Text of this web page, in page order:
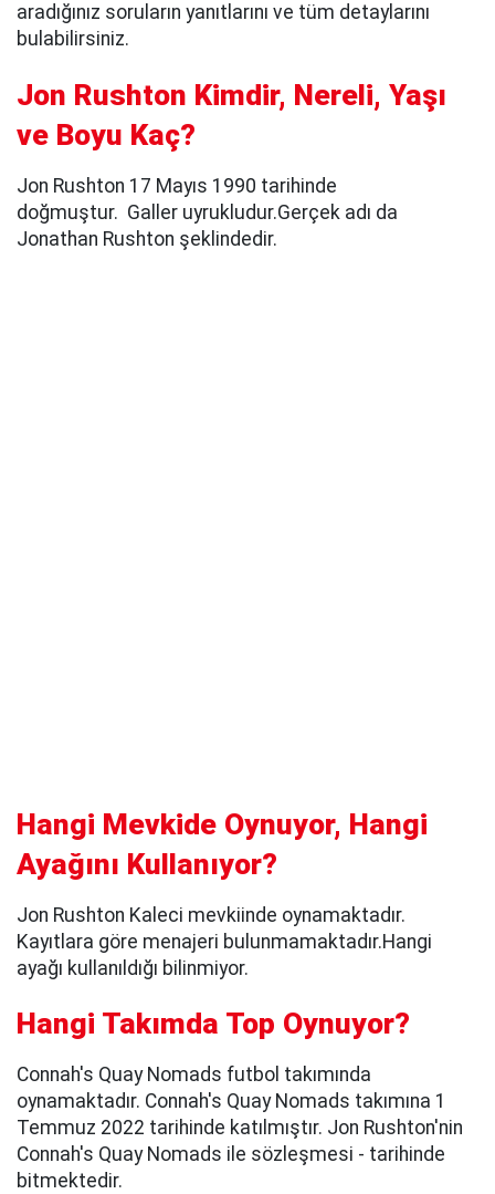
aradığınız soruların yanıtlarını ve tüm detaylarını
bulabilirsiniz.
Jon Rushton Kimdir, Nereli, Yaşı
ve Boyu Kaç?
Jon Rushton 17 Mayıs 1990 tarihinde
doğmuştur. Galler uyrukludur.Gerçek adı da
Jonathan Rushton şeklindedir.
Hangi Mevkide Oynuyor, Hangi
Ayağını Kullanıyor?
Jon Rushton Kaleci mevkiinde oynamaktadır.
Kayıtlara göre menajeri bulunmamaktadır.Hangi
ayağı kullanıldığı bilinmiyor.
Hangi Takımda Top Oynuyor?
Connah's Quay Nomads futbol takımında
oynamaktadır. Connah's Quay Nomads takımına 1
Temmuz 2022 tarihinde katılmıştır. Jon Rushton'nin
Connah's Quay Nomads ile sözleşmesi - tarihinde
bitmektedir.